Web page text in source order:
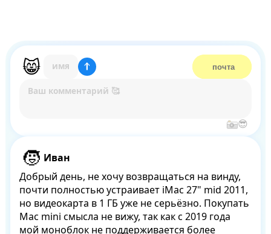
Иван
Добрый день, не хочу возвращаться на винду,
почти полностью устраивает iMac 27" mid 2011,
но видеокарта в 1 ГБ уже не серьёзно. Покупать
Mac mini смысла не вижу, так как с 2019 года
мой моноблок не поддерживается более